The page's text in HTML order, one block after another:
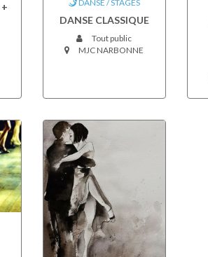
DANSE / STAGES
DANSE CLASSIQUE
Tout public
MJC NARBONNE